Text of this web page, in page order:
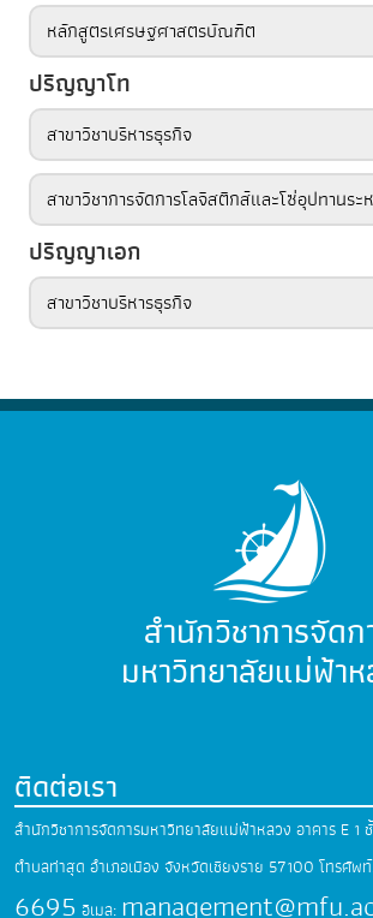
หลักสูตรเศรษฐศาสตรบัณฑิต
ปริญญาโท
สาขาวิชาบริหารธุรกิจ
สาขาวิชาการจัดการโลจิสติกส์และโซ่อุปทานระ
ปริญญาเอก
สาขาวิชาบริหารธุรกิจ
สำนักวิชาการจัดก
มหาวิทยาลัยแม่ฟ้า
ติดต่อเรา
สำนักวิชาการจัดการมหาวิทยาลัยแม่ฟ้าหลวง อาคาร E 1
ตำบลท่าสุด อำเภอเมือง จังหวัดเชียงราย 57100 โทรศัพ
6695 อีเมล: